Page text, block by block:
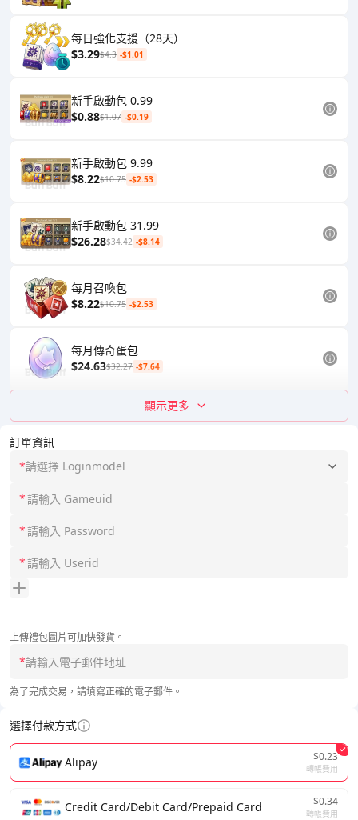
訂單資訊
*請選擇 Loginmodel
*
*
*
上傳禮包圖片可加快發貨。
*
為了完成交易，請填寫正確的電子郵件。
選擇付款方式
Alipay $0.23
轉帳費用
Credit Card/Debit Card/Prepaid Card $0.34
轉帳費用
每日強化支援（28天）
$3.29$4.3 -$1.01
新手啟動包 0.99
$0.88$1.07 -$0.19
新手啟動包 9.99
$8.22$10.75 -$2.53
新手啟動包 31.99
$26.28$34.42 -$8.14
每月召喚包
$8.22$10.75 -$2.53
每月傳奇蛋包
$24.63$32.27 -$7.64
顯示更多